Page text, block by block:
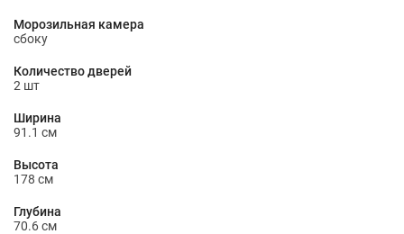
Морозильная камера
сбоку
Количество дверей
2 шт
Ширина
91.1 см
Высота
178 см
Глубина
70.6 см